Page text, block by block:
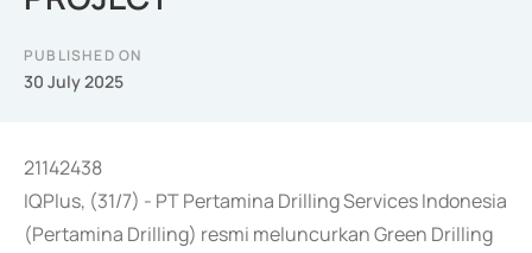
PUBLISHED ON
30 July 2025
21142438
IQPlus, (31/7) - PT Pertamina Drilling Services Indonesia
(Pertamina Drilling) resmi meluncurkan Green Drilling